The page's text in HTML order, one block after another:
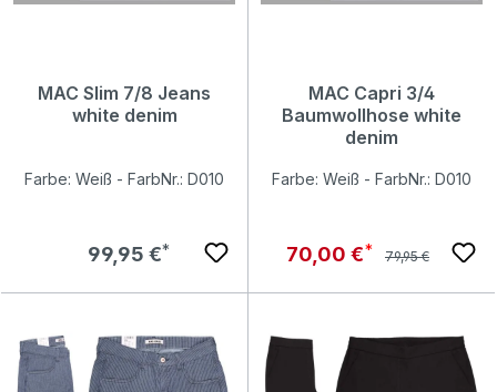
MAC Slim 7/8 Jeans
white denim
Farbe: Weiß - FarbNr.: D010
Regulärer Preis:
99,95 €
MAC Capri 3/4
Baumwollhose white
denim
Farbe: Weiß - FarbNr.: D010
Verkaufspreis:
70,00 € Regulärer Preis:
79,95 €